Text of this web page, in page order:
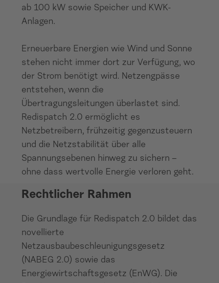
ab 100 kW sowie Speicher und KWK-
Anlagen.
Erneuerbare Energien wie Wind und Sonne
stehen nicht immer dort zur Verfügung, wo
der Strom benötigt wird. Netzengpässe
entstehen, wenn die
Übertragungsleitungen überlastet sind.
Redispatch 2.0 ermöglicht es
Netzbetreibern, frühzeitig gegenzusteuern
und die Netzstabilität über alle
Spannungsebenen hinweg zu sichern –
ohne dass wertvolle Energie verloren geht.
Rechtlicher Rahmen
Die Grundlage für Redispatch 2.0 bildet das
novellierte
Netzausbaubeschleunigungsgesetz
(NABEG 2.0) sowie das
Energiewirtschaftsgesetz (EnWG). Die